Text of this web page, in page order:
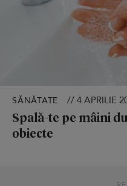
SĂNĂTATE // 4 APRILIE
Spală-te pe mâini
obiecte